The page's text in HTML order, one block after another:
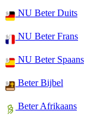
NU Beter Duits
NU Beter Frans
NU Beter Spaans
Beter Bijbel
Beter Afrikaans